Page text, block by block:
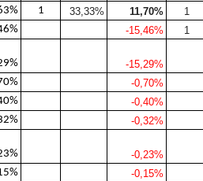
1 33,33% 11,70%
1
-15,46%
1
-15,29%
-0,70%
-0,40%
-0,32%
-0,23%
-0,15%